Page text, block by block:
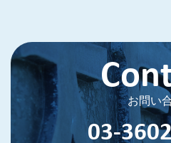
お問い
03-